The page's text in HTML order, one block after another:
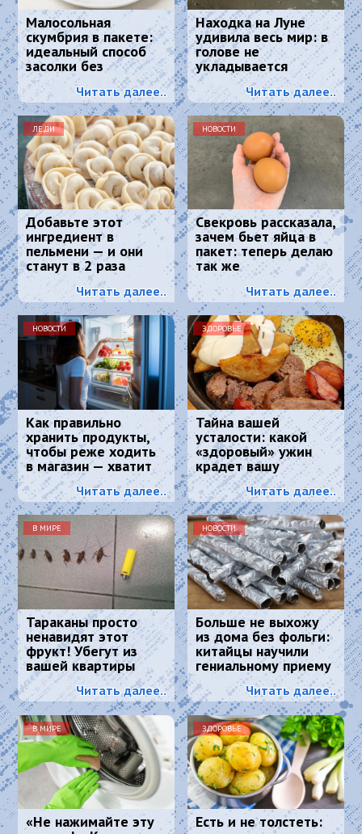
Малосольная
скумбрия в пакете:
идеальный способ
засолки без
маринада — вкуснее,
чем в магазине
Читать далее..
Находка на Луне
удивила весь мир: в
голове не
укладывается
Читать далее..
ЛЕДИ
Добавьте этот
ингредиент в
пельмени — и они
станут в 2 раза
сочнее и вкуснее:
понравится всем
Читать далее..
НОВОСТИ
Свекровь рассказала,
зачем бьет яйца в
пакет: теперь делаю
так же
Читать далее..
НОВОСТИ
Как правильно
хранить продукты,
чтобы реже ходить
в магазин — хватит
надолго
Читать далее..
ЗДОРОВЬЕ
Тайна вашей
усталости: какой
«здоровый» ужин
крадет вашу
энергию и красоту
Читать далее..
В МИРЕ
Тараканы просто
ненавидят этот
фрукт! Убегут из
вашей квартиры
навсегда
Читать далее..
НОВОСТИ
Больше не выхожу
из дома без фольги:
китайцы научили
гениальному приему
- просто и дешево
Читать далее..
В МИРЕ
«Не нажимайте эту
ЗДОРОВЬЕ
Есть и не толстеть: